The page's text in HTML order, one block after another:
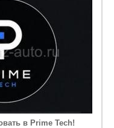
в Prime Tech!